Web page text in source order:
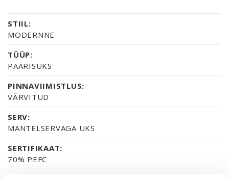
STIIL:
MODERNNE
TÜÜP:
PAARISUKS
PINNAVIIMISTLUS:
VÄRVITUD
SERV:
MANTELSERVAGA UKS
SERTIFIKAAT:
70% PEFC